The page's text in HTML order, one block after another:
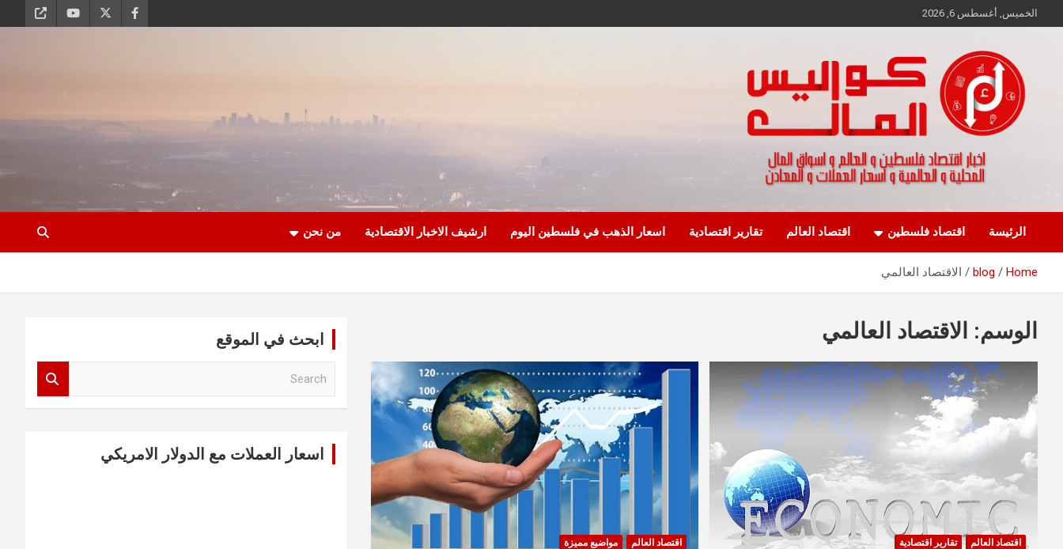
to
الخميس, أغسطس 6, 2026
كواليس المال
الرئيسة اقتصاد فلسطين اقتصاد العالم تقارير اقتصادية اسعار الذهب في فلسطين اليوم ارشيف الاخبار الاقتصادية من نحن
Home
blog الاقتصاد العالمي
الوسم: الاقتصاد العالمي
اقتصاد العالم تقارير اقتصادية اقتصاد العالم مواضيع مميزة
ابحث في الموقع
اسعار العملات مع الدولار الامريكي